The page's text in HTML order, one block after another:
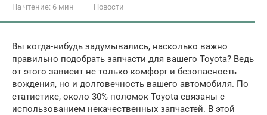
На чтение: 6 мин Новости
Вы когда-нибудь задумывались, насколько важно
правильно подобрать запчасти для вашего Toyota? Ведь
от этого зависит не только комфорт и безопасность
вождения, но и долговечность вашего автомобиля. По
статистике, около 30% поломок Toyota связаны с
использованием некачественных запчастей. В этой